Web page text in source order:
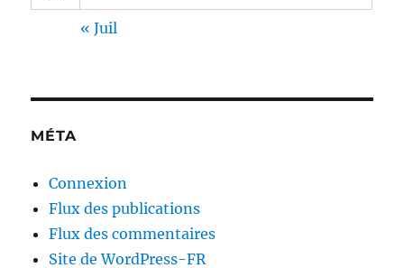
« Juil
MÉTA
Connexion
Flux des publications
Flux des commentaires
Site de WordPress-FR